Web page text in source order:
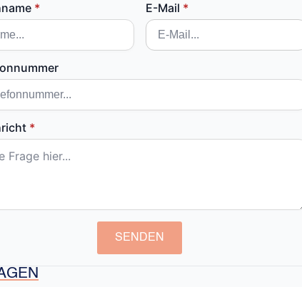
* E-Mail *
*
SENDEN